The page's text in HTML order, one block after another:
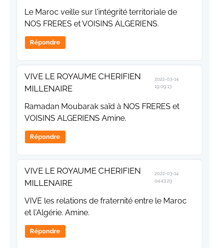
Le Maroc veille sur l'intégrité territoriale de
NOS FRERES et VOISINS ALGERIENS.
Répondre
VIVE LE ROYAUME CHERIFIEN
MILLENAIRE
2022-03-14
19:09:13
Ramadan Moubarak saïd à NOS FRERES et
VOISINS ALGERIENS Amine.
Répondre
VIVE LE ROYAUME CHERIFIEN
MILLENAIRE
2022-03-14
04:43:29
VIVE les relations de fraternité entre le Maroc
et l'Algérie. Amine.
Répondre